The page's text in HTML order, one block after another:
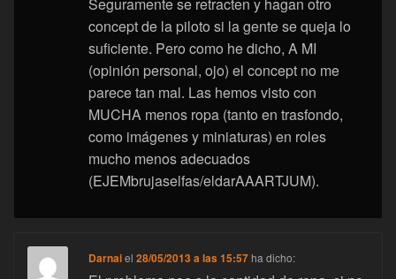
concept de la piloto si la gente se queja lo
suficiente. Pero como he dicho, A MI
(opinión personal, ojo) el concept no me
parece tan mal. Las hemos visto con
MUCHA menos ropa (tanto en trasfondo,
como imágenes y miniaturas) en roles
mucho menos adecuados
(EJEMbrujaselfas/eldarAAARTJUM).
Darnaiel28/05/2013 a las 15:57 ha dicho: